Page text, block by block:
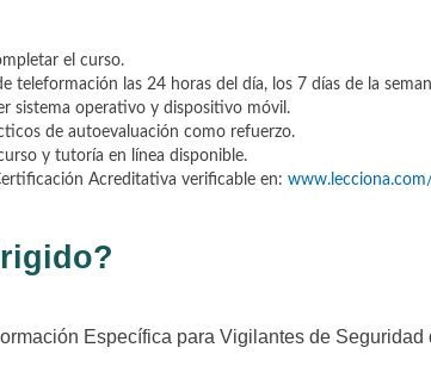
el curso.
teleformación las 24 horas del día, los 7 días de la
sistema operativo y dispositivo móvil.
de autoevaluación como refuerzo.
y tutoría en línea disponible.
Acreditativa verificable en:
Específica para Vigilantes de